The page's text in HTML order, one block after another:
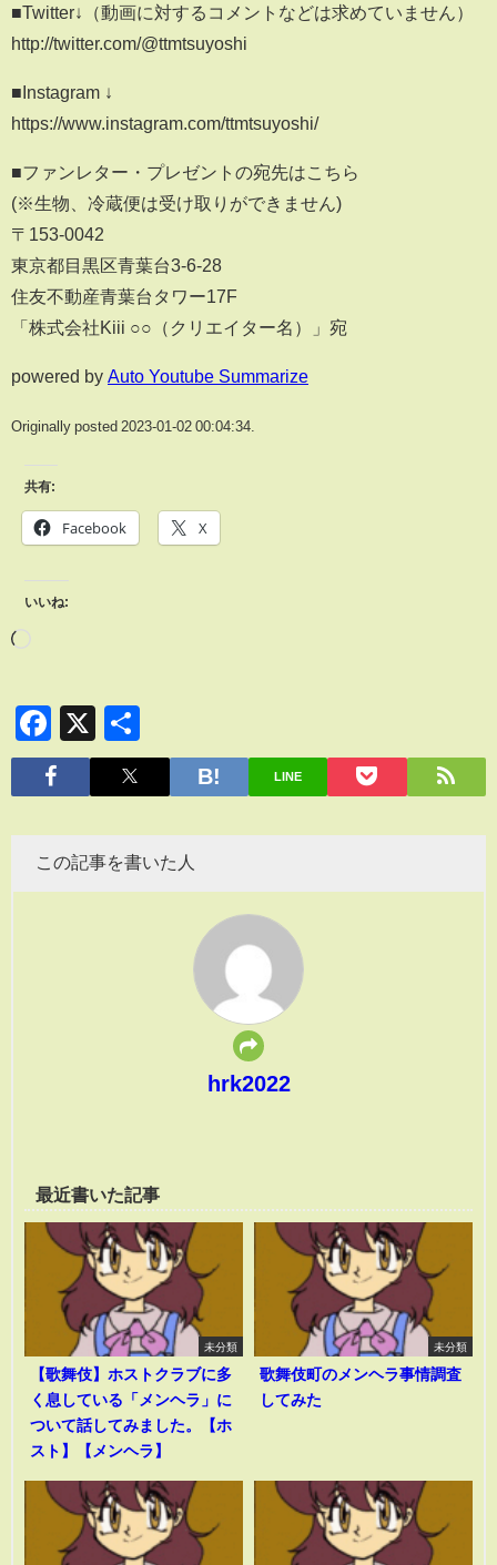
■Twitter↓（動画に対するコメントなどは求めていません）
http://twitter.com/@ttmtsuyoshi
■Instagram ↓
https://www.instagram.com/ttmtsuyoshi/
■ファンレター・プレゼントの宛先はこちら
(※生物、冷蔵便は受け取りができません)
〒153-0042
東京都目黒区青葉台3-6-28
住友不動産青葉台タワー17F
「株式会社Kiii ○○（クリエイター名）」宛
powered by Auto Youtube Summarize
Originally posted 2023-01-02 00:04:34.
共有:
Facebook X
いいね:
Facebook
X
有
LINE
この記事を書いた人
hrk2022
最近書いた記事
未分類
【歌舞伎】ホストクラブに多
く息している「メンヘラ」に
ついて話してみました。【ホ
スト】【メンヘラ】
未分類
歌舞伎町のメンヘラ事情調査
してみた